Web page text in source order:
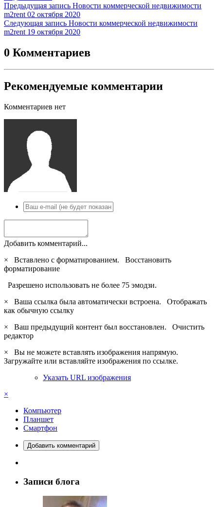
Предыдущая запись Новости коммерческой недвижимости
m2rent 02 октября 2020
Следующая запись Новости коммерческой недвижимости
m2rent 19 октября 2020
0 Комментариев
Рекомендуемые комментарии
Комментариев нет
Добавить комментарий...
×
Вставлено с форматированием. Восстановить
форматирование
Разрешено использовать не более 75 эмодзи.
×
Ваша ссылка была автоматически встроена. Отображать
как обычную ссылку
×
Ваш предыдущий контент был восстановлен. Очистить
редактор
×
Вы не можете вставлять изображения напрямую.
Загружайте или вставляйте изображения по ссылке.
Указать URL изображения
×
Компьютер
Планшет
Смартфон
Добавить комментарий
Записи блога